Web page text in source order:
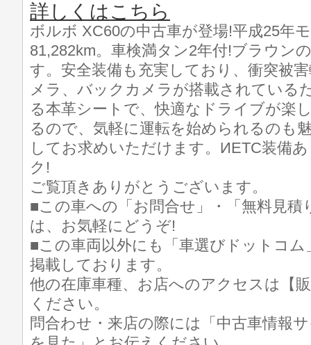
詳しくはこちら
ボルボ XC60の中古車が登場!平成25年
81,282km。車検満タン2年付!ブラウン
す。安全装備も充実しており、衝突被
メラ、バックカメラが搭載されている
る本革シートで、快適なドライブが楽
るので、気軽に運転を始められるのも
してお求めいただけます。ИETC装備
ク!
ご覧頂きありがとうございます。
■この車への「お問合せ」・「無料見積
は、お気軽にどうぞ!
■この車両以外にも「車選びドットコ
掲載しております。
他の在庫車種、お店へのアクセスは【
ください。
問合わせ・来店の際には「中古車情報